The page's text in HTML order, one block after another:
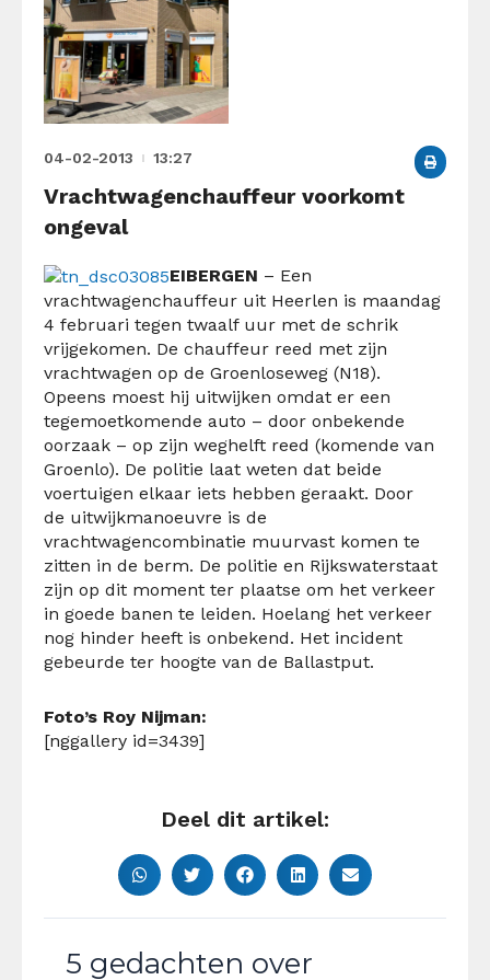
04-02-2013 13:27
Vrachtwagenchauffeur voorkomt
ongeval
EIBERGEN – Een
vrachtwagenchauffeur uit Heerlen is maandag
4 februari tegen twaalf uur met de schrik
vrijgekomen. De chauffeur reed met zijn
vrachtwagen op de Groenloseweg (N18).
Opeens moest hij uitwijken omdat er een
tegemoetkomende auto – door onbekende
oorzaak – op zijn weghelft reed (komende van
Groenlo). De politie laat weten dat beide
voertuigen elkaar iets hebben geraakt. Door
de uitwijkmanoeuvre is de
vrachtwagencombinatie muurvast komen te
zitten in de berm. De politie en Rijkswaterstaat
zijn op dit moment ter plaatse om het verkeer
in goede banen te leiden. Hoelang het verkeer
nog hinder heeft is onbekend. Het incident
gebeurde ter hoogte van de Ballastput.
Foto’s Roy Nijman:
[nggallery id=3439]
Deel dit artikel:
5 gedachten over